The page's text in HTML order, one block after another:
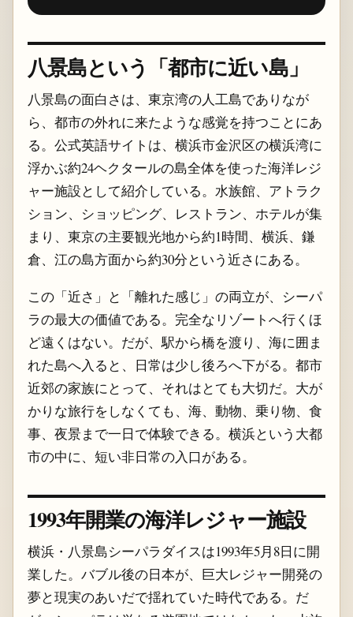
八景島という「都市に近い島」
八景島の面白さは、東京湾の人工島でありなが
ら、都市の外れに来たような感覚を持つことにあ
る。公式英語サイトは、横浜市金沢区の横浜湾に
浮かぶ約24ヘクタールの島全体を使った海洋レジ
ャー施設として紹介している。水族館、アトラク
ション、ショッピング、レストラン、ホテルが集
まり、東京の主要観光地から約1時間、横浜、鎌
倉、江の島方面から約30分という近さにある。
この「近さ」と「離れた感じ」の両立が、シーパ
ラの最大の価値である。完全なリゾートへ行くほ
ど遠くはない。だが、駅から橋を渡り、海に囲ま
れた島へ入ると、日常は少し後ろへ下がる。都市
近郊の家族にとって、それはとても大切だ。大が
かりな旅行をしなくても、海、動物、乗り物、食
事、夜景まで一日で体験できる。横浜という大都
市の中に、短い非日常の入口がある。
1993年開業の海洋レジャー施設
横浜・八景島シーパラダイスは1993年5月8日に開
業した。バブル後の日本が、巨大レジャー開発の
夢と現実のあいだで揺れていた時代である。だ